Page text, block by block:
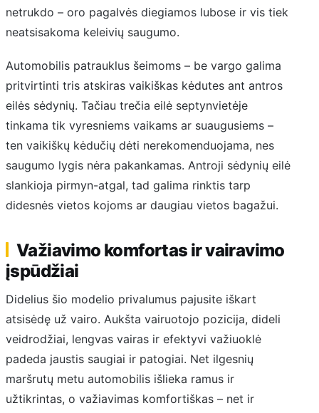
netrukdo – oro pagalvės diegiamos lubose ir vis tiek
neatsisakoma keleivių saugumo.
Automobilis patrauklus šeimoms – be vargo galima
pritvirtinti tris atskiras vaikiškas kėdutes ant antros
eilės sėdynių. Tačiau trečia eilė septynvietėje
tinkama tik vyresniems vaikams ar suaugusiems –
ten vaikiškų kėdučių dėti nerekomenduojama, nes
saugumo lygis nėra pakankamas. Antroji sėdynių eilė
slankioja pirmyn-atgal, tad galima rinktis tarp
didesnės vietos kojoms ar daugiau vietos bagažui.
Važiavimo komfortas ir vairavimo
įspūdžiai
Didelius šio modelio privalumus pajusite iškart
atsisėdę už vairo. Aukšta vairuotojo pozicija, dideli
veidrodžiai, lengvas vairas ir efektyvi važiuoklė
padeda jaustis saugiai ir patogiai. Net ilgesnių
maršrutų metu automobilis išlieka ramus ir
užtikrintas, o važiavimas komfortiškas – net ir